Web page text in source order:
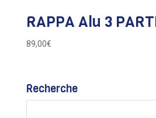
RAPPA Alu 3
89,00€
Recherche